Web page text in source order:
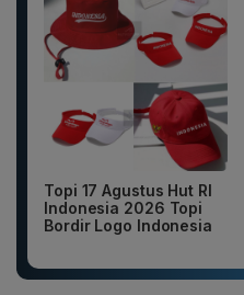
Topi 17 Agustus Hut RI
Indonesia 2026 Topi
Bordir Logo Indonesia